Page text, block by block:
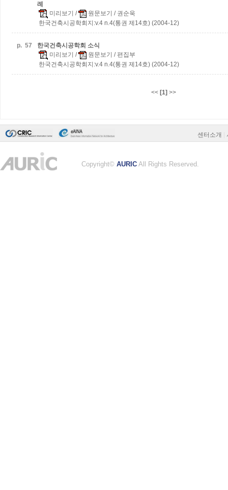
례
미리보기 / 원문보기 / 권순욱
한국건축시공학회지:v.4 n.4(통권 제14호) (2004-12)
p. 57
한국건축시공학회 소식
미리보기 / 원문보기 / 편집부
한국건축시공학회지:v.4 n.4(통권 제14호) (2004-12)
<< [1] >>
센터소개
Copyright© AURIC All Rights Reserved.